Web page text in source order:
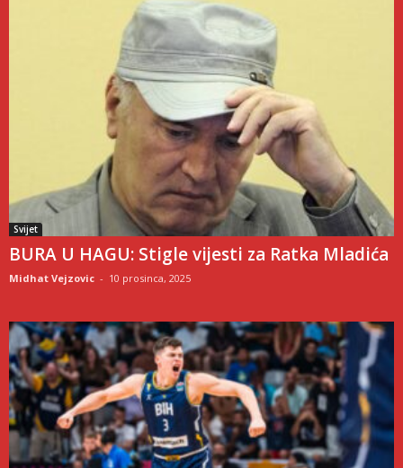
Svijet
BURA U HAGU: Stigle vijesti za Ratka Mladića
Midhat Vejzovic - 10 prosinca, 2025